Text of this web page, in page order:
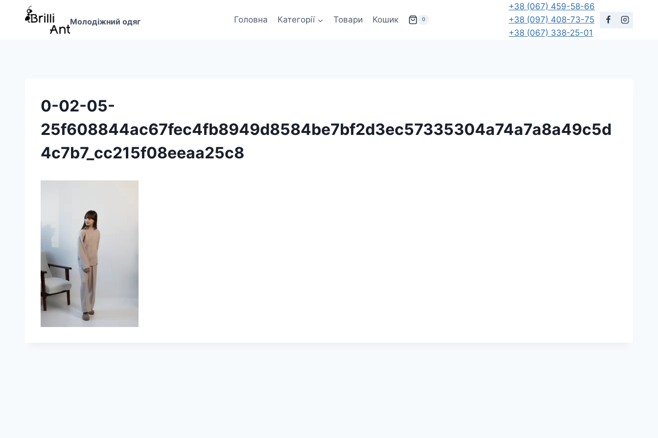
Перейти
Молодіжний одяг Головна Категорії Товари Кошик 0
+38 (067) 459-58-66
+38 (097) 408-73-75
+38 (067) 338-25-01
0-02-05-
25f608844ac67fec4fb8949d8584be7bf2d3ec57335304a74a7a8a49c5d
4c7b7_cc215f08eeaa25c8